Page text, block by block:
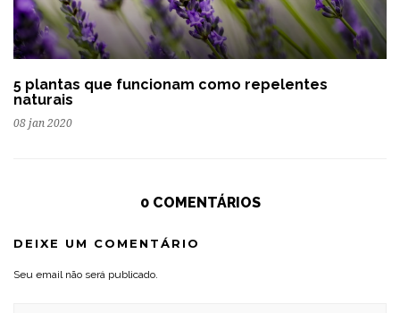
5 plantas que funcionam como repelentes
naturais
08 jan 2020
0 COMENTÁRIOS
DEIXE UM COMENTÁRIO
Seu email não será publicado.